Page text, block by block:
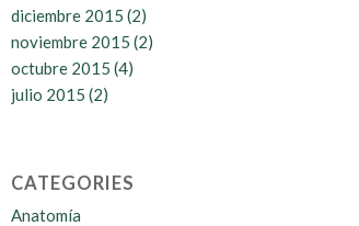
diciembre 2015 (2)
noviembre 2015 (2)
octubre 2015 (4)
julio 2015 (2)
CATEGORIES
Anatomía